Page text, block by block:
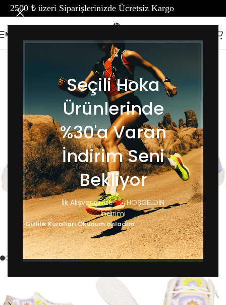
Seçili Hoka
Ürünlerinde
%30'a Varan
İndirim Seni
Bekliyor
İlk Alışverişinize%5HOŞGELDİN
İndirimi
Gizlilik KurallarıOkudum anladım.
₺ üzeri Siparişlerinizde Ücretsiz Kargo
MENÜ
Ana Sayfa
Büyütmek için tıklayın